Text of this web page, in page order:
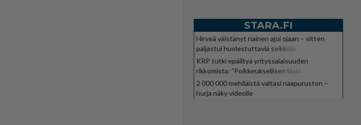
STARA.FI
Hirveä väistänyt nainen ajoi ojaan – sitten
paljastui huolestuttavia seikkoja
KRP tutki epäiltyä yrityssalaisuuden
rikkomista: ”Poikkeuksellisen laaja
kokonaisuus”
2 000 000 mehiläistä valtasi naapuruston –
hurja näky videolle